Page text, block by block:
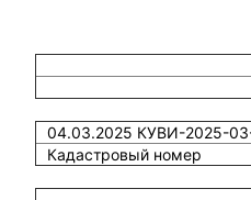
04.03.2025 КУВИ-2025-
Кадастровый номер